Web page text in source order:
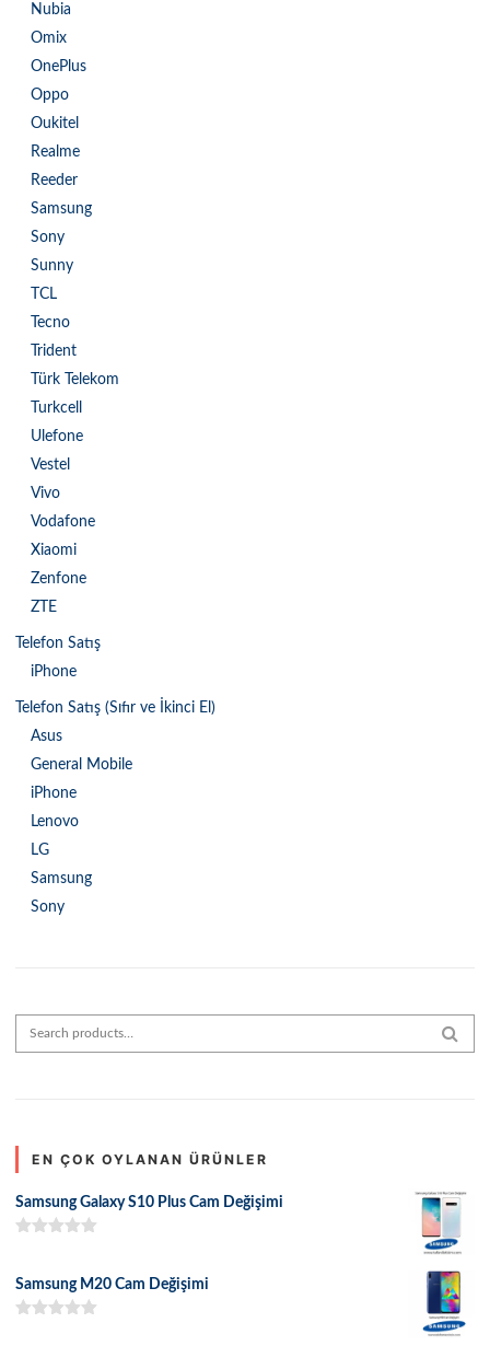
Nubia
Omix
OnePlus
Oppo
Oukitel
Realme
Reeder
Samsung
Sony
Sunny
TCL
Tecno
Trident
Türk Telekom
Turkcell
Ulefone
Vestel
Vivo
Vodafone
Xiaomi
Zenfone
ZTE
Telefon Satış
iPhone
Telefon Satış (Sıfır ve İkinci El)
Asus
General Mobile
iPhone
Lenovo
LG
Samsung
Sony
Search for:
EN ÇOK OYLANAN ÜRÜNLER
Samsung Galaxy S10 Plus Cam Değişimi
Samsung M20 Cam Değişimi